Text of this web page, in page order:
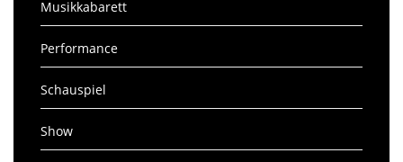
Musikkabarett
Performance
Schauspiel
Show